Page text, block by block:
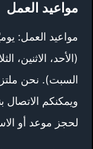
مواعيد العمل
(الأحد، الاثنين،
السبت). نحن
ويمكنكم
لحجز موعد أو